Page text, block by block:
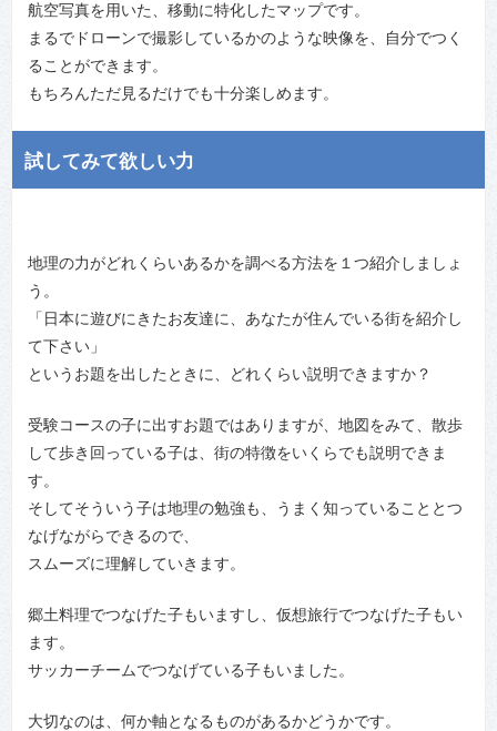
航空写真を用いた、移動に特化したマップです。
まるでドローンで撮影しているかのような映像を、自分でつく
ることができます。
もちろんただ見るだけでも十分楽しめます。
試してみて欲しい力
地理の力がどれくらいあるかを調べる方法を１つ紹介しましょ
う。
「日本に遊びにきたお友達に、あなたが住んでいる街を紹介し
て下さい」
というお題を出したときに、どれくらい説明できますか？
受験コースの子に出すお題ではありますが、地図をみて、散歩
して歩き回っている子は、街の特徴をいくらでも説明できま
す。
そしてそういう子は地理の勉強も、うまく知っていることとつ
なげながらできるので、
スムーズに理解していきます。
郷土料理でつなげた子もいますし、仮想旅行でつなげた子もい
ます。
サッカーチームでつなげている子もいました。
大切なのは、何か軸となるものがあるかどうかです。